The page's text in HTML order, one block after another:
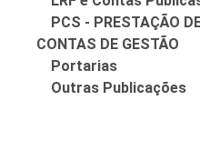
PCS - PRESTAÇÃO
CONTAS DE GESTÃO
Portarias
Outras Publicações